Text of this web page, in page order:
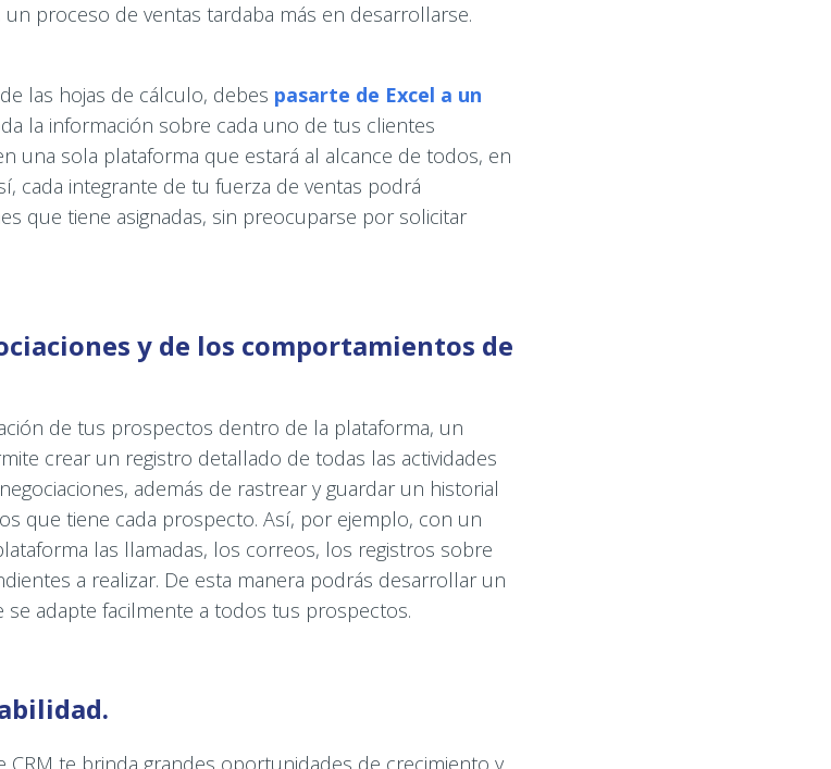
proceso de ventas tardaba más en desarrollarse.
las hojas de cálculo, debes pasarte de Excel a un
la información sobre cada uno de tus clientes
una sola plataforma que estará al alcance de todos, en
cada integrante de tu fuerza de ventas podrá
que tiene asignadas, sin preocuparse por solicitar
y de los comportamientos de
de tus prospectos dentro de la plataforma, un
crear un registro detallado de todas las actividades
además de rastrear y guardar un historial
que tiene cada prospecto. Así, por ejemplo, con un
las llamadas, los correos, los registros sobre
a realizar. De esta manera podrás desarrollar un
adapte facilmente a todos tus prospectos.
te brinda grandes oportunidades de crecimiento y